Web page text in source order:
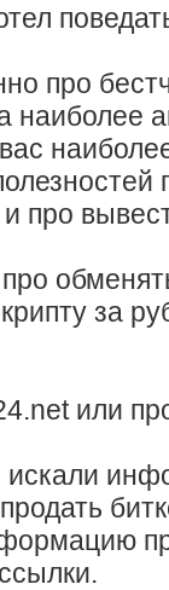
про
наиболее
про
за
или